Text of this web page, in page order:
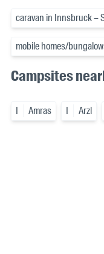
caravan in Innsbruck –
mobile homes/
Campsites
I Amras I Arzl